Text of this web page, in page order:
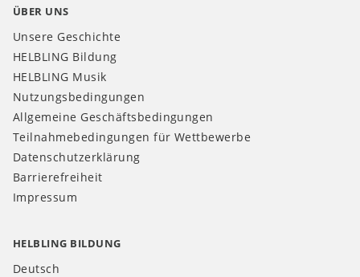
ÜBER UNS
Unsere Geschichte
HELBLING Bildung
HELBLING Musik
Nutzungsbedingungen
Allgemeine Geschäftsbedingungen
Teilnahmebedingungen für Wettbewerbe
Datenschutzerklärung
Barrierefreiheit
Impressum
HELBLING BILDUNG
Deutsch